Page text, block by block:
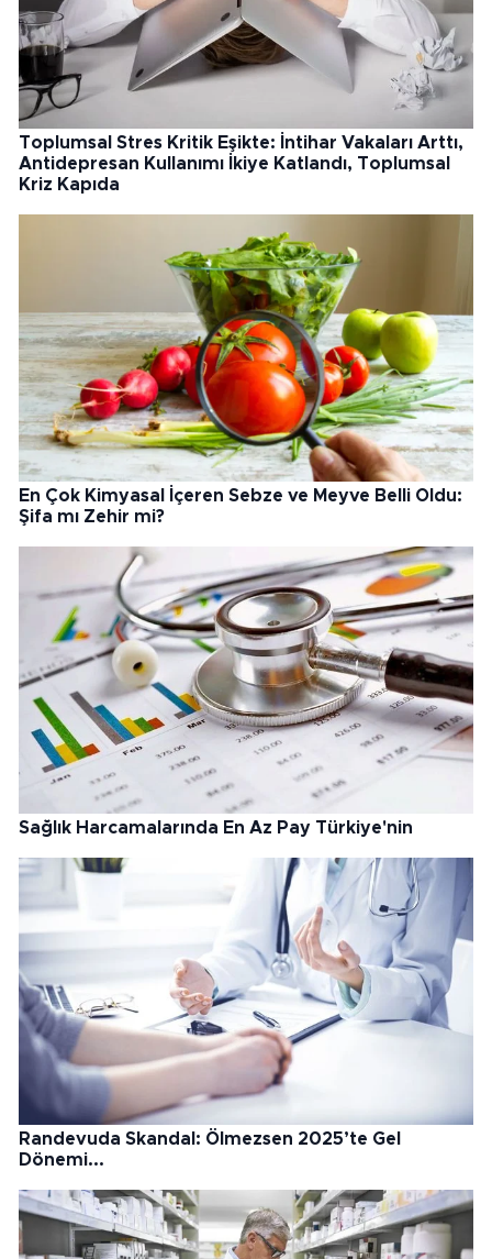
Toplumsal Stres Kritik Eşikte: İntihar Vakaları Arttı,
Antidepresan Kullanımı İkiye Katlandı, Toplumsal
Kriz Kapıda
En Çok Kimyasal İçeren Sebze ve Meyve Belli Oldu:
Şifa mı Zehir mi?
Sağlık Harcamalarında En Az Pay Türkiye'nin
Randevuda Skandal: Ölmezsen 2025’te Gel
Dönemi...